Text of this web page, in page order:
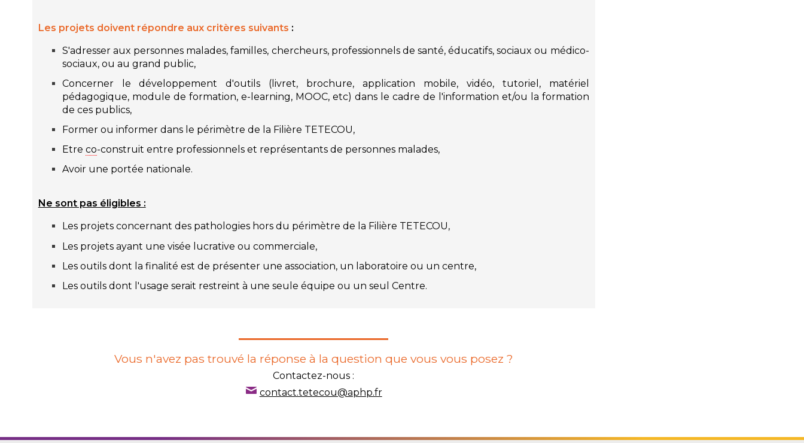
Les projets doivent répondre aux critères suivants :
S'adresser aux personnes malades, familles, chercheurs, professionnels de santé, éducatifs, sociaux ou médico-
sociaux, ou au grand public,
Concerner le développement d'outils (livret, brochure, application mobile, vidéo, tutoriel, matériel
pédagogique, module de formation, e-learning, MOOC, etc) dans le cadre de l'information et/ou la formation
de ces publics,
Former ou informer dans le périmètre de la Filière TETECOU,
Etre co-construit entre professionnels et représentants de personnes malades,
Avoir une portée nationale.
Ne sont pas éligibles :
Les projets concernant des pathologies hors du périmètre de la Filière TETECOU,
Les projets ayant une visée lucrative ou commerciale,
Les outils dont la finalité est de présenter une association, un laboratoire ou un centre,
Les outils dont l'usage serait restreint à une seule équipe ou un seul Centre.
Vous n'avez pas trouvé la réponse à la question que vous vous posez ?
Contactez-nous :
contact.tetecou@aphp.fr